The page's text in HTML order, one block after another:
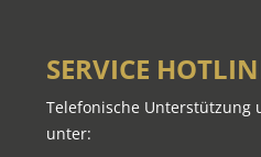
SERVICE
Telefonische Unterstützung
unter: